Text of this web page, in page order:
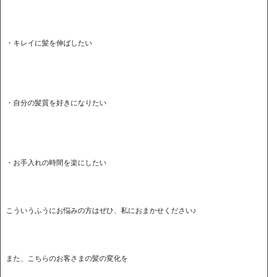
・キレイに髪を伸ばしたい
・自分の髪質を好きになりたい
・お手入れの時間を楽にしたい
こういうふうにお悩みの方はぜひ、私におまかせください♪
また、こちらのお客さまの髪の変化を